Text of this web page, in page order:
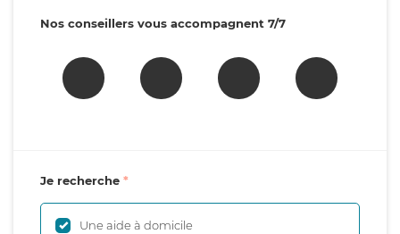
Nos conseillers vous accompagnent 7/7
Je recherche
Une aide à domicile